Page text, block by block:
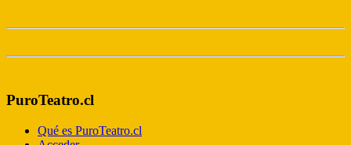
PuroTeatro.cl
Qué es PuroTeatro.cl